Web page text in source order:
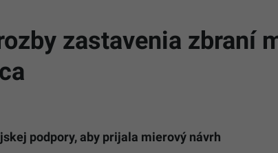
zastavenia zbraní
podpory, aby prijala mierový návrh